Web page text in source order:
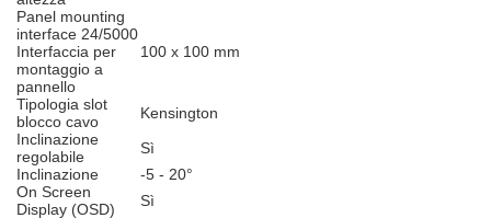
Panel mounting
interface 24/5000
Interfaccia per
montaggio a
pannello
100 x 100 mm
Tipologia slot
blocco cavo
Kensington
Inclinazione
regolabile
Sì
Inclinazione
-5 - 20°
On Screen
Display (OSD)
Sì